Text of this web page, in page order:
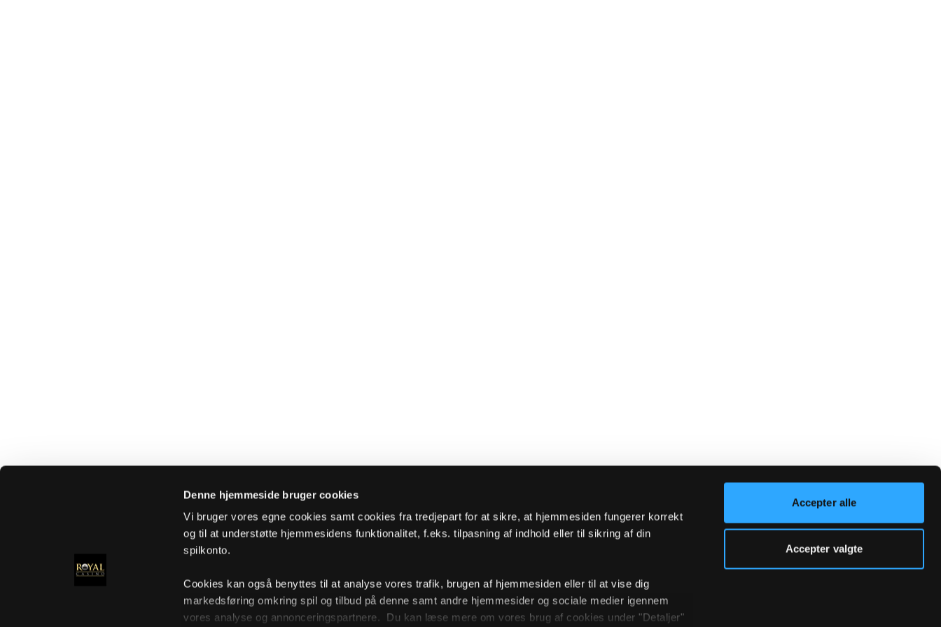
Denne hjemmeside bruger cookies
Vi bruger vores egne cookies samt cookies fra tredjepart for at sikre, at hjemmesiden fungerer korrekt
og til at understøtte hjemmesidens funktionalitet, f.eks. tilpasning af indhold eller til sikring af din
spilkonto.
Cookies kan også benyttes til at analyse vores trafik, brugen af hjemmesiden eller til at vise dig
markedsføring omkring spil og tilbud på denne samt andre hjemmesider og sociale medier igennem
vores analyse og annonceringspartnere. Du kan læse mere om vores brug af cookies under "Detaljer"
Accepter alle
Accepter valgte